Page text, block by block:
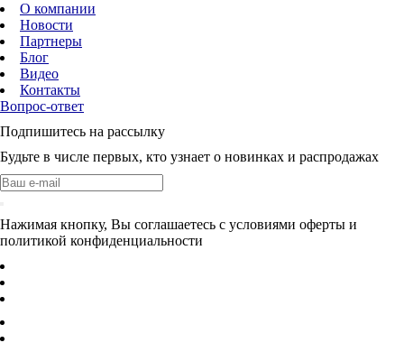
О компании
Новости
Партнеры
Блог
Видео
Контакты
Вопрос-ответ
Подпишитесь на рассылку
Будьте в числе первых, кто узнает о новинках и распродажах
Нажимая кнопку, Вы соглашаетесь с условиями оферты и
политикой конфиденциальности